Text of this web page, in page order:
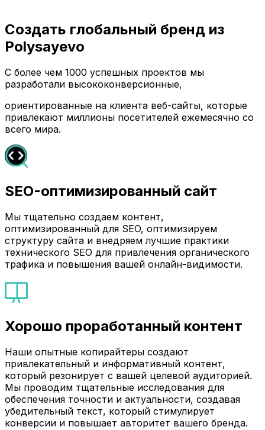
Создать глобальный бренд из
Polysayevo
С более чем 1000 успешных проектов мы
разработали высококонверсионные,
ориентированные на клиента веб-сайты, которые
привлекают миллионы посетителей ежемесячно со
всего мира.
SEO-оптимизированный сайт
Мы тщательно создаем контент,
оптимизированный для SEO, оптимизируем
структуру сайта и внедряем лучшие практики
технического SEO для привлечения органического
трафика и повышения вашей онлайн-видимости.
Хорошо проработанный контент
Наши опытные копирайтеры создают
привлекательный и информативный контент,
который резонирует с вашей целевой аудиторией.
Мы проводим тщательные исследования для
обеспечения точности и актуальности, создавая
убедительный текст, который стимулирует
конверсии и повышает авторитет вашего бренда.